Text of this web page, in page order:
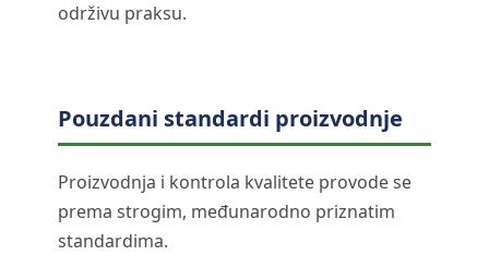
održivu praksu.
Pouzdani standardi proizvodnje
Proizvodnja i kontrola kvalitete provode se
prema strogim, međunarodno priznatim
standardima.